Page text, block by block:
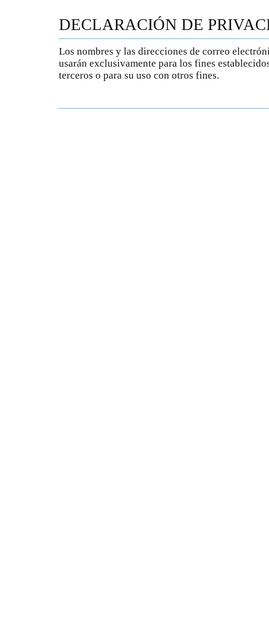
DECLARACIÓN DE
Los nombres y las direcciones de correo
usarán exclusivamente para los fines
terceros o para su uso con otros fines.